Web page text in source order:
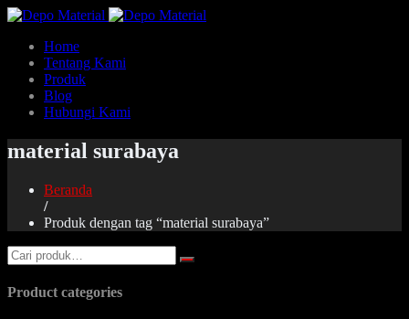
Home
Tentang Kami
Produk
Blog
Hubungi Kami
material surabaya
Beranda
/
Produk dengan tag “material surabaya”
Product categories